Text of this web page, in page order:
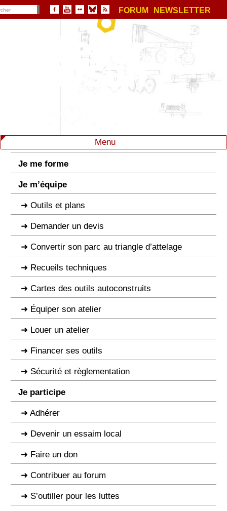
FORUM NEWSLETTER
Menu
Je me forme
Je m’équipe
Outils et plans
Demander un devis
Convertir son parc au triangle d’attelage
Recueils techniques
Cartes des outils autoconstruits
Équiper son atelier
Louer un atelier
Financer ses outils
Sécurité et règlementation
Je participe
Adhérer
Devenir un essaim local
Faire un don
Contribuer au forum
S’outiller pour les luttes